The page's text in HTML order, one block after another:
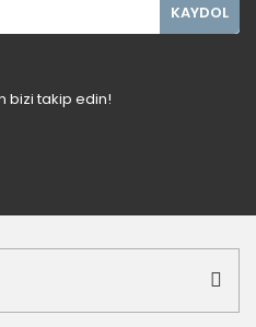
KAYDOL
bizi takip edin!